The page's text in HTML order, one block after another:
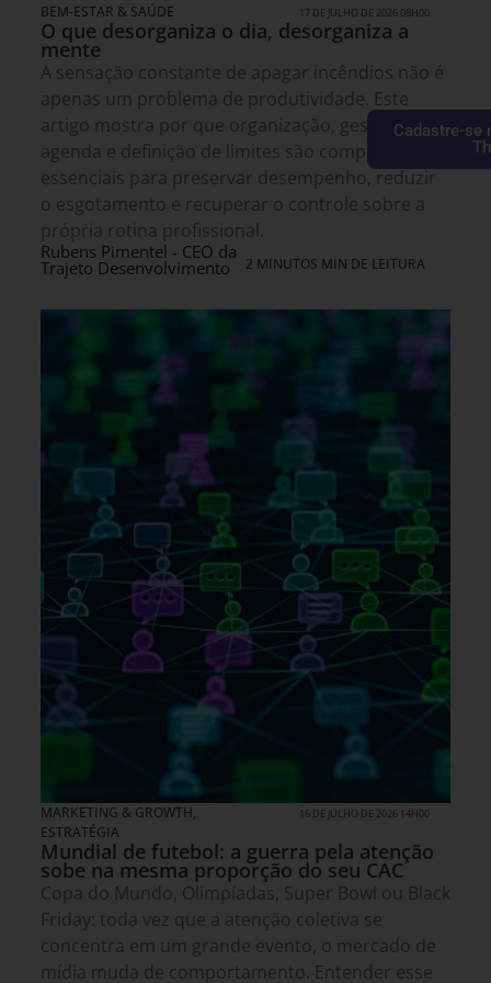
BEM-ESTAR & SAÚDE 17 DE JULHO DE 2026 08H00
O que desorganiza o dia, desorganiza a
mente
A sensação constante de apagar incêndios não é
apenas um problema de produtividade. Este
artigo mostra por que organização, gestão da
agenda e definição de limites são competências
essenciais para preservar desempenho, reduzir
o esgotamento e recuperar o controle sobre a
própria rotina profissional.
Rubens Pimentel - CEO da
Trajeto Desenvolvimento 2 MINUTOS MIN DE LEITURA
MARKETING & GROWTH,
ESTRATÉGIA
16 DE JULHO DE 2026 14H00
Mundial de futebol: a guerra pela atenção
sobe na mesma proporção do seu CAC
Copa do Mundo, Olimpíadas, Super Bowl ou Black
Friday: toda vez que a atenção coletiva se
concentra em um grande evento, o mercado de
mídia muda de comportamento. Entender esse
Cadastre-se